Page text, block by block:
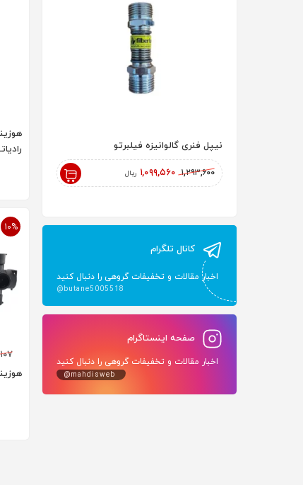
10%
نیپل فنری گالوانیزه فیلبرتو
۱,۲۹۳,۶۰۰ ۱,۰۹۹,۵۶۰ ریال
رادیاتور پنلی 200 AYPAN
کانال تلگرام
اخبار مقالات و تخفیفات گروهی را دنبال کنید
@butane5005518
صفحه اینستاگرام
اخبار مقالات و تخفیفات گروهی را دنبال کنید
@mahdisweb